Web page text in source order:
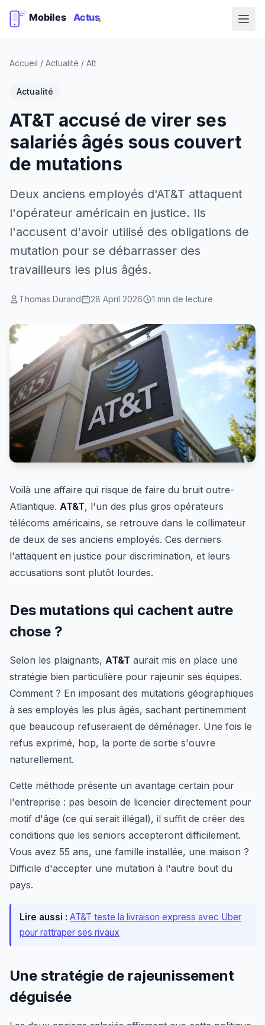
Accueil / Actualité / Att
Actualité
AT&T accusé de virer ses
salariés âgés sous couvert
de mutations
Deux anciens employés d'AT&T attaquent
l'opérateur américain en justice. Ils
l'accusent d'avoir utilisé des obligations de
mutation pour se débarrasser des
travailleurs les plus âgés.
Thomas Durand 28 April 2026 1 min de lecture
Voilà une affaire qui risque de faire du bruit outre-
Atlantique. AT&T, l'un des plus gros opérateurs
télécoms américains, se retrouve dans le collimateur
de deux de ses anciens employés. Ces derniers
l'attaquent en justice pour discrimination, et leurs
accusations sont plutôt lourdes.
Des mutations qui cachent autre
chose ?
Selon les plaignants, AT&T aurait mis en place une
stratégie bien particulière pour rajeunir ses équipes.
Comment ? En imposant des mutations géographiques
à ses employés les plus âgés, sachant pertinemment
que beaucoup refuseraient de déménager. Une fois le
refus exprimé, hop, la porte de sortie s'ouvre
naturellement.
Cette méthode présente un avantage certain pour
l'entreprise : pas besoin de licencier directement pour
motif d'âge (ce qui serait illégal), il suffit de créer des
conditions que les seniors accepteront difficilement.
Vous avez 55 ans, une famille installée, une maison ?
Difficile d'accepter une mutation à l'autre bout du
pays.
Lire aussi : AT&T teste la livraison express avec Uber
pour rattraper ses rivaux
Une stratégie de rajeunissement
déguisée